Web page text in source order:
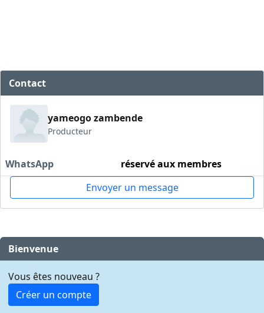
Contact
yameogo zambende
Producteur
WhatsApp
réservé aux membres
Envoyer un message
Bienvenue
Vous êtes nouveau ?
Créer un compte